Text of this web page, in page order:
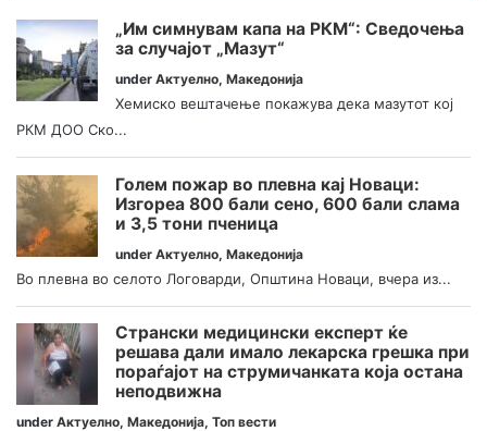
„Им симнувам капа на РКМ“: Сведочења
за случајот „Мазут“
under Актуелно, Македонија
Хемиско вештачење покажува дека мазутот кој
РКМ ДОО Ско...
Голем пожар во плевна кај Новаци:
Изгореа 800 бали сено, 600 бали слама
и 3,5 тони пченица
under Актуелно, Македонија
Во плевна во селото Логоварди, Општина Новаци, вчера из...
Странски медицински експерт ќе
решава дали имало лекарска грешка при
пораѓајот на струмичанката која остана
неподвижна
under Актуелно, Македонија, Топ вести